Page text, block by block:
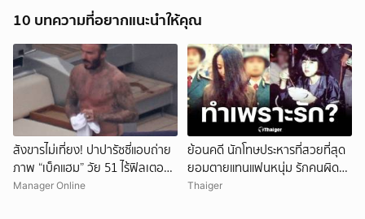
10 บทความที่อยากแนะนำให้คุณ
สังขารไม่เที่ยง! ปาปารัซซี่แอบถ่าย
ภาพ “เบ็คแฮม” วัย 51 ไร้ฟิลเตอร์
เผยให้เห็นผมบาง-ศีรษะล้าน
Manager Online
ย้อนคดี นักโทษประหารที่สวยที่สุด
ยอมตายแทนแฟนหนุ่ม รักคนผิด
ชีวิตดิ่งเหว
Thaiger